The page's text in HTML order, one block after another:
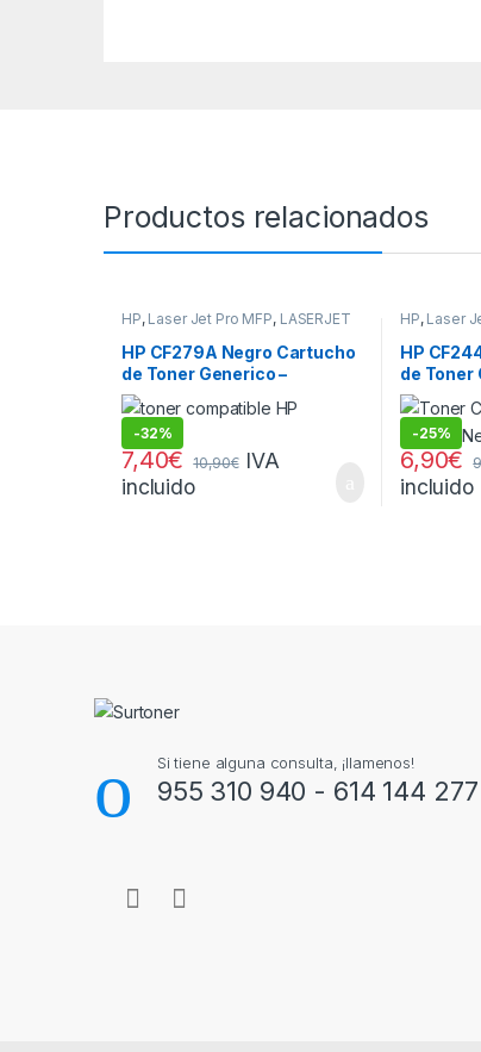
Productos relacionados
HP, Laser Jet Pro MFP, LASERJET
HP CF279A Negro Cartucho
de Toner Generico –
Reemplaza 79A
-32%
7,40€ 10,90€ IVA
incluido
HP, Laser
HP
de Toner
-25%
6,90€
incluido
Si tiene alguna consulta, ¡llamenos!
955 310 940 - 614 144 277